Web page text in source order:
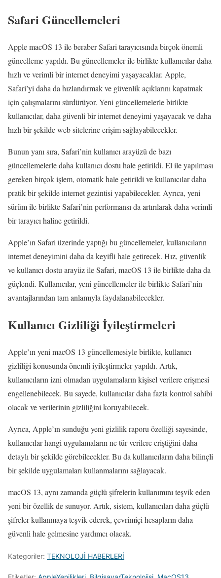
Safari Güncellemeleri
Apple macOS 13 ile beraber Safari tarayıcısında birçok önemli
güncelleme yapıldı. Bu güncellemeler ile birlikte kullanıcılar daha
hızlı ve verimli bir internet deneyimi yaşayacaklar. Apple,
Safari’yi daha da hızlandırmak ve güvenlik açıklarını kapatmak
için çalışmalarını sürdürüyor. Yeni güncellemelerle birlikte
kullanıcılar, daha güvenli bir internet deneyimi yaşayacak ve daha
hızlı bir şekilde web sitelerine erişim sağlayabilecekler.
Bunun yanı sıra, Safari’nin kullanıcı arayüzü de bazı
güncellemelerle daha kullanıcı dostu hale getirildi. El ile yapılması
gereken birçok işlem, otomatik hale getirildi ve kullanıcılar daha
pratik bir şekilde internet gezintisi yapabilecekler. Ayrıca, yeni
sürüm ile birlikte Safari’nin performansı da artırılarak daha verimli
bir tarayıcı haline getirildi.
Apple’ın Safari üzerinde yaptığı bu güncellemeler, kullanıcıların
internet deneyimini daha da keyifli hale getirecek. Hız, güvenlik
ve kullanıcı dostu arayüz ile Safari, macOS 13 ile birlikte daha da
güçlendi. Kullanıcılar, yeni güncellemeler ile birlikte Safari’nin
avantajlarından tam anlamıyla faydalanabilecekler.
Kullanıcı Gizliliği İyileştirmeleri
Apple’ın yeni macOS 13 güncellemesiyle birlikte, kullanıcı
gizliliği konusunda önemli iyileştirmeler yapıldı. Artık,
kullanıcıların izni olmadan uygulamaların kişisel verilere erişmesi
engellenebilecek. Bu sayede, kullanıcılar daha fazla kontrol sahibi
olacak ve verilerinin gizliliğini koruyabilecek.
Ayrıca, Apple’ın sunduğu yeni gizlilik raporu özelliği sayesinde,
kullanıcılar hangi uygulamaların ne tür verilere eriştiğini daha
detaylı bir şekilde görebilecekler. Bu da kullanıcıların daha bilinçli
bir şekilde uygulamaları kullanmalarını sağlayacak.
macOS 13, aynı zamanda güçlü şifrelerin kullanımını teşvik eden
yeni bir özellik de sunuyor. Artık, sistem, kullanıcıları daha güçlü
şifreler kullanmaya teşvik ederek, çevrimiçi hesapların daha
güvenli hale gelmesine yardımcı olacak.
Kategoriler: TEKNOLOJİ HABERLERİ